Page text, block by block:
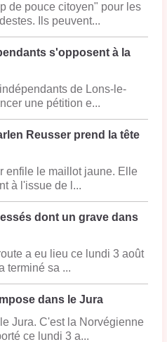
de pouce citoyen" pour les
Ils peuvent...
s'opposent à la
de Lons-le-
une pétition e...
Reusser prend la tête
enfile le maillot jaune. Elle
à l'issue de l...
dont un grave dans
a eu lieu ce lundi 3 août
terminé sa ...
dans le Jura
Jura. C'est la Norvégienne
ce lundi 3 a...